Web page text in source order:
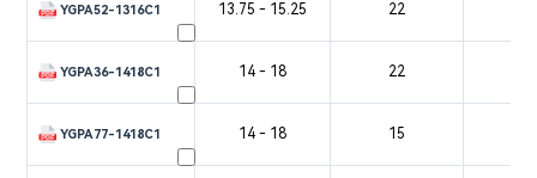
YGPA52-1316C1 13.75 - 15.25 22
YGPA36-1418C1 14 - 18 22
YGPA77-1418C1 14 - 18 15